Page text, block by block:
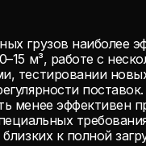
грузов наиболее
м³, работе с
тестировании
менее эффективен
к полной